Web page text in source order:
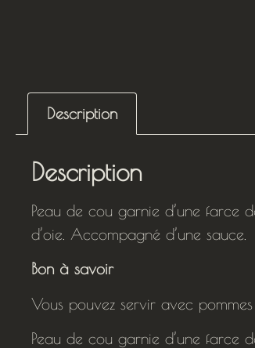
Description
Description
Peau de cou garnie d’une
d’oie. Accompagné d’une sauce.
Bon à savoir
Vous pouvez servir avec
Peau de cou garnie d’une farce